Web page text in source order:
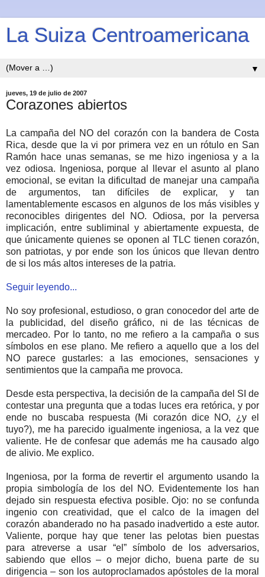
La Suiza Centroamericana
▼
jueves, 19 de julio de 2007
Corazones abiertos
La campaña del NO del corazón con la bandera de Costa
Rica, desde que la vi por primera vez en un rótulo en San
Ramón hace unas semanas, se me hizo ingeniosa y a la
vez odiosa. Ingeniosa, porque al llevar el asunto al plano
emocional, se evitan la dificultad de manejar una campaña
de argumentos, tan difíciles de explicar, y tan
lamentablemente escasos en algunos de los más visibles y
reconocibles dirigentes del NO. Odiosa, por la perversa
implicación, entre subliminal y abiertamente expuesta, de
que únicamente quienes se oponen al TLC tienen corazón,
son patriotas, y por ende son los únicos que llevan dentro
de si los más altos intereses de la patria.
Seguir leyendo...
No soy profesional, estudioso, o gran conocedor del arte de
la publicidad, del diseño gráfico, ni de las técnicas de
mercadeo. Por lo tanto, no me refiero a la campaña o sus
símbolos en ese plano. Me refiero a aquello que a los del
NO parece gustarles: a las emociones, sensaciones y
sentimientos que la campaña me provoca.
Desde esta perspectiva, la decisión de la campaña del SI de
contestar una pregunta que a todas luces era retórica, y por
ende no buscaba respuesta (Mi corazón dice NO, ¿y el
tuyo?), me ha parecido igualmente ingeniosa, a la vez que
valiente. He de confesar que además me ha causado algo
de alivio. Me explico.
Ingeniosa, por la forma de revertir el argumento usando la
propia simbología de los del NO. Evidentemente los han
dejado sin respuesta efectiva posible. Ojo: no se confunda
ingenio con creatividad, que el calco de la imagen del
corazón abanderado no ha pasado inadvertido a este autor.
Valiente, porque hay que tener las pelotas bien puestas
para atreverse a usar “el” símbolo de los adversarios,
sabiendo que ellos – o mejor dicho, buena parte de su
dirigencia – son los autoproclamados apóstoles de la moral